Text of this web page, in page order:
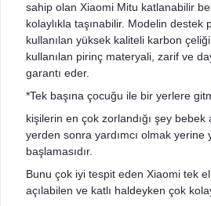
sahip olan Xiaomi Mitu katlanabilir
kolaylıkla taşınabilir. Modelin destek
kullanılan yüksek kaliteli karbon
kullanılan pirinç materyali, zarif ve
garantı eder.
*Tek başına çocuğu ile bir yerlere
kişilerin en çok zorlandığı şey bebek
yerden sonra yardımcı olmak yerine
başlamasıdır.
Bunu çok iyi tespit eden Xiaomi tek
açılabilen ve katlı haldeyken çok